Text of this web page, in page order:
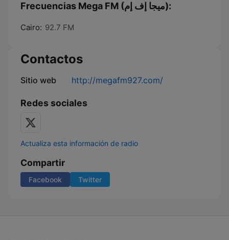
Frecuencias Mega FM (ميجا إف إم):
Cairo: 92.7 FM
Contactos
Sitio web http://megafm927.com/
Redes sociales
Actualiza esta información de radio
Compartir
Facebook Twitter